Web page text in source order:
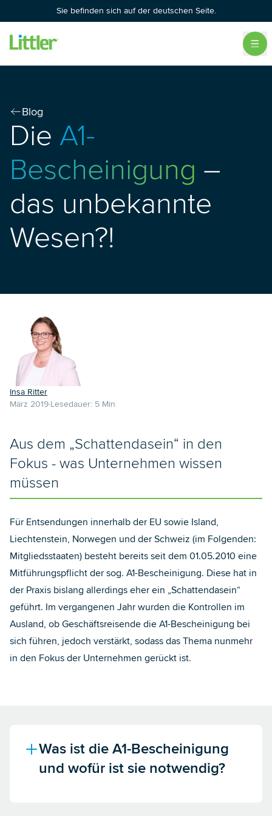
Sie befinden sich auf der deutschen Seite.
Blog
Die A1-
Bescheinigung –
das unbekannte
Wesen?!
Insa Ritter
März 2019 Lesedauer: 5 Min
Aus dem „Schattendasein“ in den
Fokus - was Unternehmen wissen
müssen
Für Entsendungen innerhalb der EU sowie Island,
Liechtenstein, Norwegen und der Schweiz (im Folgenden:
Mitgliedsstaaten) besteht bereits seit dem 01.05.2010 eine
Mitführungspflicht der sog. A1-Bescheinigung. Diese hat in
der Praxis bislang allerdings eher ein „Schattendasein“
geführt. Im vergangenen Jahr wurden die Kontrollen im
Ausland, ob Geschäftsreisende die A1-Bescheinigung bei
sich führen, jedoch verstärkt, sodass das Thema nunmehr
in den Fokus der Unternehmen gerückt ist.
Was ist die A1-Bescheinigung
und wofür ist sie notwendig?